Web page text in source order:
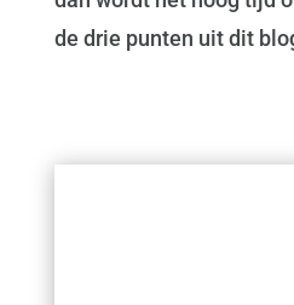
de drie punten uit dit